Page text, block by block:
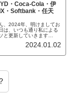
・Coca-Cola・伊
・Softbank・任天
、2024年、明けましてお
は、いつも通り私による
と更新していきます
2024.01.02